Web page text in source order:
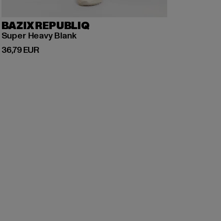
BAZIX REPUBLIQ
Super Heavy Blank
36,79 EUR
Derzeitiger Preis: 36,79 EUR